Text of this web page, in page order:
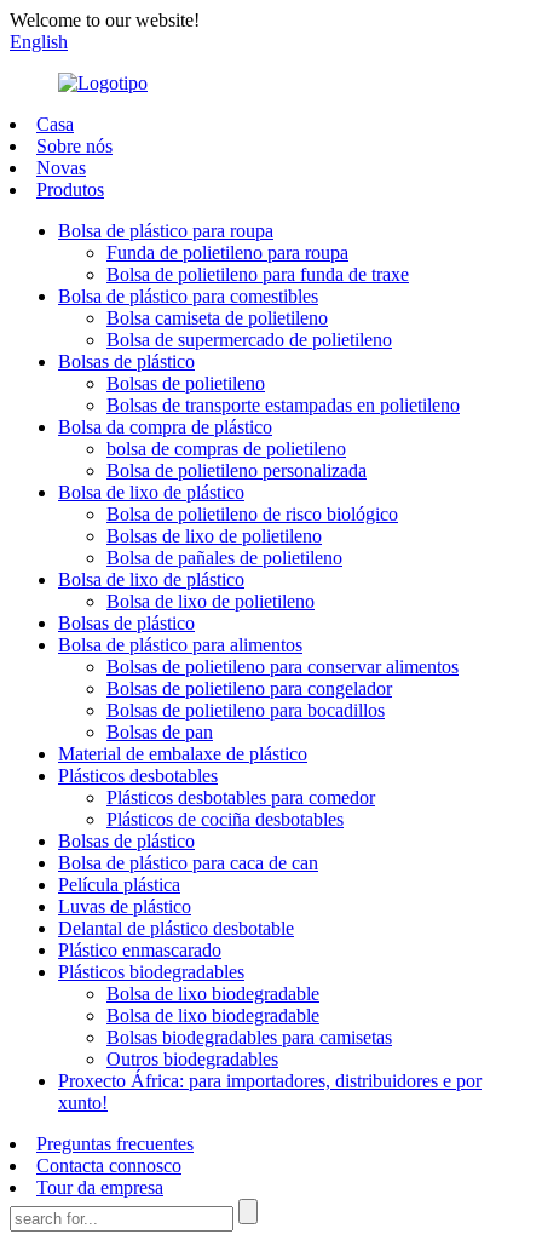
Welcome to our website!
English
Casa
Sobre nós
Novas
Produtos
Bolsa de plástico para roupa
Funda de polietileno para roupa
Bolsa de polietileno para funda de traxe
Bolsa de plástico para comestibles
Bolsa camiseta de polietileno
Bolsa de supermercado de polietileno
Bolsas de plástico
Bolsas de polietileno
Bolsas de transporte estampadas en polietileno
Bolsa da compra de plástico
bolsa de compras de polietileno
Bolsa de polietileno personalizada
Bolsa de lixo de plástico
Bolsa de polietileno de risco biológico
Bolsas de lixo de polietileno
Bolsa de pañales de polietileno
Bolsa de lixo de plástico
Bolsa de lixo de polietileno
Bolsas de plástico
Bolsa de plástico para alimentos
Bolsas de polietileno para conservar alimentos
Bolsas de polietileno para congelador
Bolsas de polietileno para bocadillos
Bolsas de pan
Material de embalaxe de plástico
Plásticos desbotables
Plásticos desbotables para comedor
Plásticos de cociña desbotables
Bolsas de plástico
Bolsa de plástico para caca de can
Película plástica
Luvas de plástico
Delantal de plástico desbotable
Plástico enmascarado
Plásticos biodegradables
Bolsa de lixo biodegradable
Bolsa de lixo biodegradable
Bolsas biodegradables para camisetas
Outros biodegradables
Proxecto África: para importadores, distribuidores e por
xunto!
Preguntas frecuentes
Contacta connosco
Tour da empresa